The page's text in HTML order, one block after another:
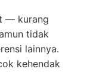
— kurang
tidak
lainnya.
kehendak